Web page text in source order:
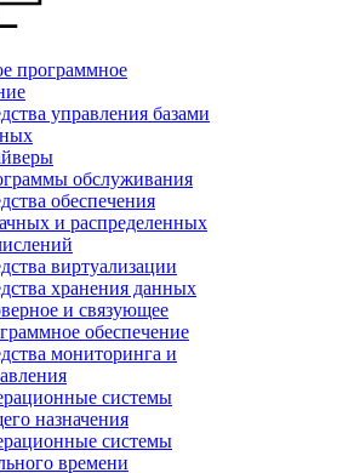
программное
управления базами
обслуживания
обеспечения
и распределенных
виртуализации
хранения данных
и связующее
обеспечение
мониторинга и
системы
назначения
системы
времени